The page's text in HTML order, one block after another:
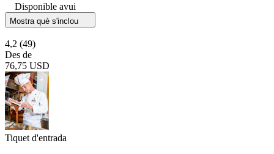
Disponible avui
Mostra què s'inclou
4,2 (49)
Des de
76,75 USD
Tiquet d'entrada